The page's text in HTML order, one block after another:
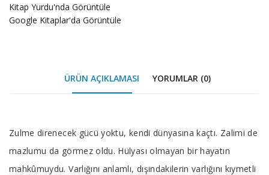
Kitap Yurdu'nda Görüntüle
Google Kitaplar'da Görüntüle
ÜRÜN AÇIKLAMASI YORUMLAR (0)
Tab
Article
Zulme direnecek gücü yoktu, kendi dünyasına kaçtı. Zalimi de
mazlumu da görmez oldu. Hülyası olmayan bir hayatın
mahkûmuydu. Varlığını anlamlı, dışındakilerin varlığını kıymetli